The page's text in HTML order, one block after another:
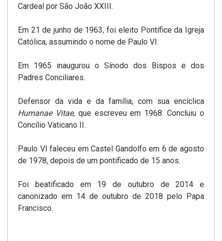
Cardeal por São João XXIII.
Em 21 de junho de 1963, foi eleito Pontífice da Igreja
Católica, assumindo o nome de Paulo VI.
Em 1965 inaugurou o Sínodo dos Bispos e dos
Padres Conciliares.
Defensor da vida e da família, com sua encíclica
Humanae Vitae, que escreveu em 1968. Concluiu o
Concílio Vaticano II.
Paulo VI faleceu em Castel Gandolfo em 6 de agosto
de 1978, depois de um pontificado de 15 anos.
Foi beatificado em 19 de outubro de 2014 e
canonizado em 14 de outubro de 2018 pelo Papa
Francisco.